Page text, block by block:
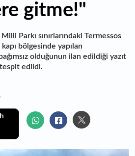
gitme!"
Parkı sınırlarındaki Termessos
bölgesinde yapılan
olduğunun ilan edildiği yazıt
edildi.